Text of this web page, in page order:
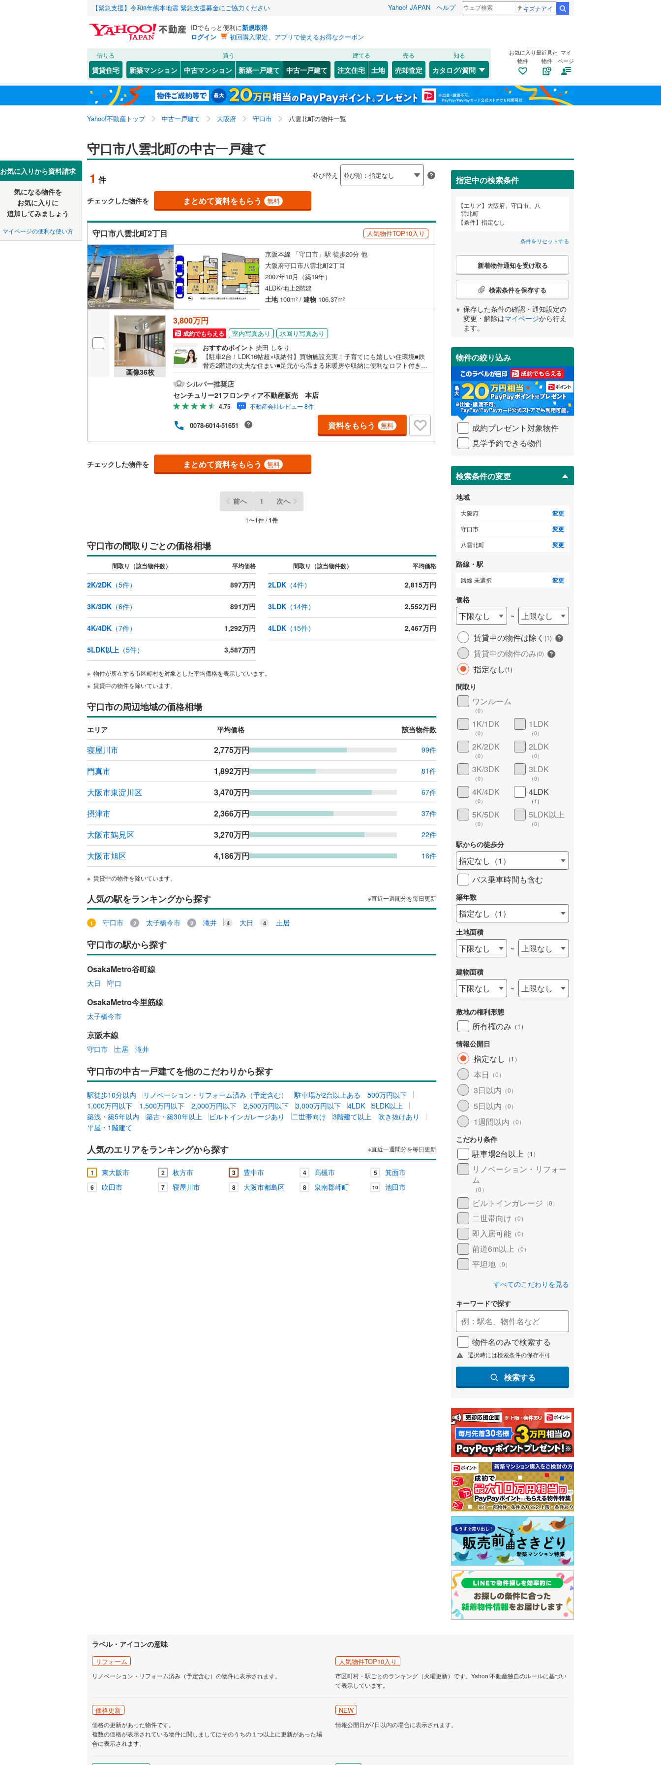
【緊急支援】令和8年熊本地震 緊急支援募金にご協力ください Yahoo! JAPAN ヘルプ キズナアイ
IDでもっと便利に新規取得
ログイン
初回購入限定、アプリで使えるお得なクーポン
借りる
賃貸住宅
買う
新築マンション 中古マンション 新築一戸建て 中古一戸建て
建てる
注文住宅 土地
売る
売却査定
知る
カタログ/質問
お気に入り
物件
最近見た
物件
マイ
ページ
Yahoo!不動産トップ 中古一戸建て 大阪府 守口市 八雲北町の物件一覧
お気に入りから資料請求
気になる物件を
お気に入りに
追加してみましょう
マイページの便利な使い方
守口市八雲北町の中古一戸建て
1 件 並び替え
チェックした物件を まとめて資料をもらう 無料
守口市八雲北町2丁目 人気物件TOP10入り
京阪本線 「守口市」駅 徒歩20分 他
大阪府守口市八雲北町2丁目
2007年10月（築19年）
4LDK/地上2階建
土地100m2 / 建物 106.37m2
画像36枚
3,800万円
成約でもらえる 室内写真あり
水回り写真あり
おすすめポイント 柴田 しをり
【駐車2台！LDK16帖超×収納付】買物施設充実！子育てにも嬉しい住環境■鉄
骨造2階建の丈夫な住まい■足元から温まる床暖房や収納に便利なロフト付き■
あり開放的な空間・お料理中も会話が弾むカウンターキッチンには足元を温め
る床暖房付き・和室は客間や寛ぎのスペースとして多目的に活躍・独立洗面所
や浴室の窓など快適な暮らしをサポートする設備が充実・周囲は閑静な住宅街
で通風や陽当りも良好 立地・八雲小学校まで徒歩約8分・八雲中学校まで徒歩
約7分 弊社が選ばれる理由 1.お金の扱い方のプロ、ファイナンシャルプランナ
ーが資金計画をサポート！2.買い替えなどにも対応できる売却専門チームあ
り！3.たくさんの銀行と繋がりがあるため、最も低金利になるように審査が可
能4.物件のお引渡し後に必要になったお家のリフォームも弊社のリフォームプ
ランナーがご提案5.定期的にご連絡を繋ぎ、有事の際に迅速にサポートいたし
ますお気軽にお問合せください！
シルバー推奨店
センチュリー21フロンティア不動産販売 本店
4.75 不動産会社レビュー 8件
0078-6014-51651 資料をもらう 無料
チェックした物件を まとめて資料をもらう 無料
前へ 1 次へ
1〜1件 /1件
守口市の間取りごとの価格相場
間取り（該当物件数） 平均価格 間取り（該当物件数） 平均価格
2K/2DK （5件） 897万円 2LDK（4件） 2,815万円
3K/3DK （6件） 891万円 3LDK（14件） 2,552万円
4K/4DK （7件） 1,292万円 4LDK（15件） 2,467万円
5LDK以上 （5件） 3,587万円
物件が所在する市区町村を対象とした平均価格を表示しています。
賃貸中の物件を除いています。
守口市の周辺地域の価格相場
エリア 平均価格 該当物件数
寝屋川市 2,775万円 99件
門真市 1,892万円 81件
大阪市東淀川区 3,470万円 67件
摂津市 2,366万円 37件
大阪市鶴見区 3,270万円 22件
大阪市旭区 4,186万円 16件
賃貸中の物件を除いています。
人気の駅をランキングから探す ※直近一週間分を毎日更新
守口市 太子橋今市 滝井 大日 土居
守口市の駅から探す
OsakaMetro谷町線
大日 守口
OsakaMetro今里筋線
太子橋今市
京阪本線
守口市 土居 滝井
守口市の中古一戸建てを他のこだわりから探す
駅徒歩10分以内 リノベーション・リフォーム済み（予定含む） 駐車場が2台以上ある
500万円以下
1,000万円以下
1,500万円以下 2,000万円以下 2,500万円以下 3,000万円以下 4LDK
5LDK以上
築浅・築5年以内
築古・築30年以上 ビルトインガレージあり 二世帯向け 3階建て以上
吹き抜けあり
平屋・1階建て
人気のエリアをランキングから探す ※直近一週間分を毎日更新
1 東大阪市 2 枚方市 3 豊中市 4 高槻市 5 箕面市
6 吹田市 7 寝屋川市 8 大阪市都島区 8 泉南郡岬町 10 池田市
指定中の検索条件
エリア
大阪府、守口市、八
雲北町
条件
指定なし
条件をリセットする
こ
検
条
件
受
け
取
る
・
条
件
を
イ
ペ
ジ
に
保
存
す
る
新着物件通知を受け取る
検索条件を保存する
保存した条件の確認・通知設定の
変更・解除はマイページから行え
ます。
物件の絞り込み
成約プレゼント対象物件
見学予約できる物件
検索条件の変更
地域
大阪府 変更
守口市 変更
八雲北町 変更
路線・駅
路線 未選択 変更
価格
下限なし ~
上限なし
賃貸中の物件は除く (1)
賃貸中の物件のみ(0)
指定なし(1)
間取り
ワンルーム
（0）
1K/1DK
（0）
1LDK
（0）
2K/2DK
（0）
2LDK
（0）
3K/3DK
（0）
3LDK
（0）
4K/4DK
（0）
4LDK
（1 ）
5K/5DK
（0）
5LDK以上
（0）
駅からの徒歩分
指定なし （1 ）
バス乗車時間も含む
築年数
指定なし （1 ）
土地面積
下限なし ~ 上限なし
建物面積
下限なし ~ 上限なし
敷地の権利形態
所有権のみ （1 ）
情報公開日
指定なし （1 ）
本日 （0）
3日以内 （0）
5日以内 （0）
1週間以内 （0）
こだわり条件
駐車場2台以上 （1 ）
リノベーション・リフォー
ム
（0）
ビルトインガレージ （0）
二世帯向け （0）
即入居可能 （0）
前道6m以上 （0）
平坦地 （0）
すべてのこだわりを見る
キーワードで探す
物件名のみで検索する
選択時には検索条件の保存不可
検索する
ラベル・アイコンの意味
リフォーム
リノベーション・リフォーム済み（予定含む）の物件に表示されます。
人気物件TOP10入り
市区町村・駅ごとのランキング（火曜更新）です。Yahoo!不動産独自のルールに基づい
て表示しています。
価格更新
価格の更新があった物件です。
複数の価格が表示されている物件に関しましてはそのうちの１つ以上に更新があった場
合に表示されます。
NEW
情報公開日が7日以内の場合に表示されます。
北海道 北海道
東北 青森 岩手 宮城 秋田 山形 福島
関東 東京 神奈川 埼玉 千葉
信越・北陸 新潟 長野
三重
近畿 大阪 兵庫
中国 鳥取 島根 岡山 広島 山口
四国 愛媛 高知
九州・沖縄 福岡 佐賀 長崎 鹿児島 沖縄
該当物件0件 この条件で検索する
大阪市 都島区(12) 福島区(13) 此花区(28)
西淀川区(31) 東淀川区(69) 旭区(19)
淀川区
53) 北区 (8)
港区(17)
東成区(23) 城東区(37) 鶴見区(23)
天王寺区(20) 生野区(46)
阿倍野区(18)
平野区( 61)
堺市 堺区(35) 中区(64)
西区(52) 南区(21 24)
美原区(40)
大阪府のそのほ
かの地域
岸和田市(9) 豊中市(57) 池田市( 33)
吹田市(41) 泉大津市 高槻市(
貝塚市(24) 枚方市(226)
茨木市(64) 八尾市(58) 泉佐野市(6)
富田林市(65) 河内長野市(66)
松原市(78) 和泉市(27)
箕面市(47) 柏原市 (36 羽曳野市
門真市(85) 摂津市(39) 高石市(10)
藤井寺市(43)
四條畷市(31) 大阪狭山市(19)
42) 豊能郡豊能町
豊能郡能勢町(2) 泉南郡熊取町
南河内郡太子町
南河内郡河南町
該当物件0件 この条件で検索する
大枝北町(1) 大久保町(5) 大庭町(1)
大宮通(3) 梶町(6) 菊水通(1)
金田町
10) 西郷通(
佐太西町
寺方錦通(1) 寺方元町(1) 東光町(2)
橋波東之町( 1) 東町(2)
日吉町(1)
八雲東町(3)
該当物件0件 この条件で検索する
JR 東海道本線（JR西日本）(0) 関西本線（JR西日本） (0) 大阪環状線(
桜島線(0) 福知山線(0) 片町線(0)
阪和線(0) 関西空港線 (0) 東西線(0)
おおさか東線(0 東海道新幹線
地下鉄 OsakaMetro長堀鶴見緑地線
OsakaMetro谷町線(1) OsakaMetro四つ橋線(0) OsakaMetro中央線(0)
OsakaMetro堺筋線(0 )
私鉄・その他 近鉄大阪線(0) 近鉄信貴線(0)
近鉄南大阪線(0) 近鉄長野線(0) 近鉄道明寺線(0)
近鉄けいはんな線(0) 近鉄西信貴ケーブル(0)
京阪交野線 (0) 京阪中之島線 阪急京都本線(0)
阪急千里線 (0) 阪急神戸本線 阪急宝塚本線(0)
阪急箕面線(0) 阪神本線 阪神なんば線(0)
能勢電鉄妙見線
南海高師浜線(0)
南海多奈川線 ( 0) 南海高野線 阪堺電気軌道阪堺線
阪堺電気軌道上町線(0) 南海空港線(0) 南海汐見橋線 (0 )
南海泉北線(0) OsakaMetroニュートラム ( 0) 大阪モノレール線 (1)
国際文化公園都市モノレール
0 水間鉄道(0)
該当物件0件 この条件で検索する
該当物件0件 この条件で検索する
こだわり条件 リフォーム、リノベーション
リノベーション・リフォーム
（0）
築古・築30年以上（0）
設備
床暖房（
駐車場2台以上（1） ビルトインガレージ（0） 太陽光発電システム（0）
（0）
防犯カメラ（ 0）
バリアフリー住宅（0）
）
二世帯向け（0） 平屋・1階建て 3階建て以上（0）
サービスルーム（納戸）（0）
立地
最寄りの駅が始発駅 小学校まで1km以内（1）
配置、向き、建ち方、日当たり
前道6m以上（0） 角地（0） 南道路（0）
平坦地（0）
LD
リビングダイニング15畳以上
キッチン
販売、価格、契約、入居関連など
浴室
浴室乾燥機あり（0）
収納
ウォークインクローゼット
床下収納（0）
バルコニー、庭
ウッドデッキあり（1）
耐震、免震、制震構造
住宅性能評価付き（0） 長期優良住宅 ）
オンライン対応
オンライン内見(相談)可（0）
オンライン対応とは？ 詳しく見る
該当物件0件 この条件で検索する
検索条件を保存しました
この検索条件の新着物件通知は、 マイページから設定できます。
保存した条件を見る
大阪府、守口市、八雲北町
検索条件を保存する
マイページ
お気に入りリストを見る
閉じる
お気に入りリストを見る
閉じる